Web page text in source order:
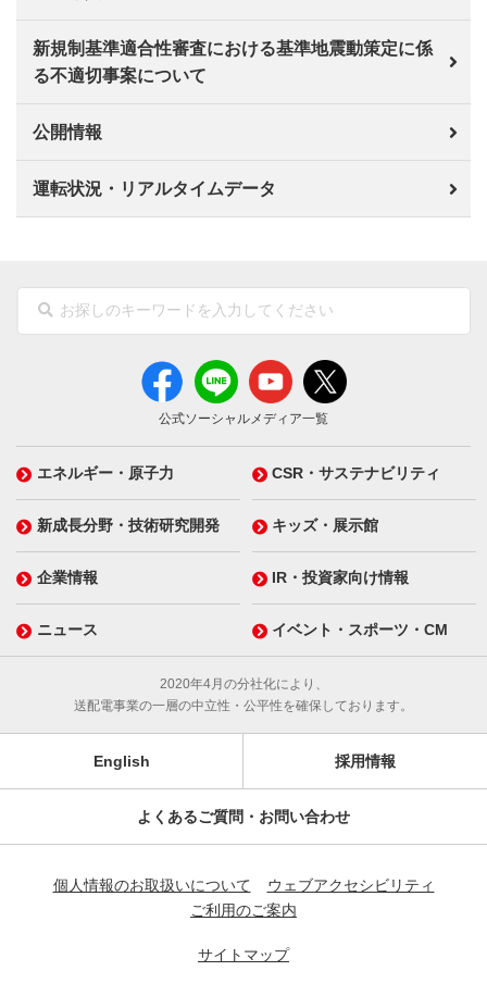
新規制基準適合性審査における基準地震動策定に係
る不適切事案について
公開情報
運転状況・リアルタイムデータ
公式ソーシャルメディア一覧
エネルギー・原子力 CSR・サステナビリティ
新成長分野・技術研究開発 キッズ・展示館
企業情報 IR・投資家向け情報
ニュース イベント・スポーツ・CM
2020年4月の分社化により、
送配電事業の一層の中立性・公平性を確保しております。
English 採用情報
よくあるご質問・お問い合わせ
個人情報のお取扱いについて
ウェブアクセシビリティ
ご利用のご案内
サイトマップ